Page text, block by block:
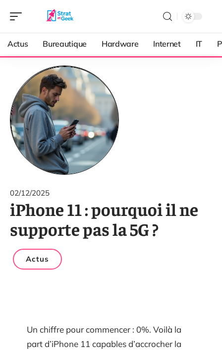
Actus Bureautique Hardware Internet IT
02/12/2025
iPhone 11 : pourquoi il ne
supporte pas la 5G ?
Actus
Un chiffre pour commencer : 0%. Voilà la
part d’iPhone 11 capables d’accrocher la